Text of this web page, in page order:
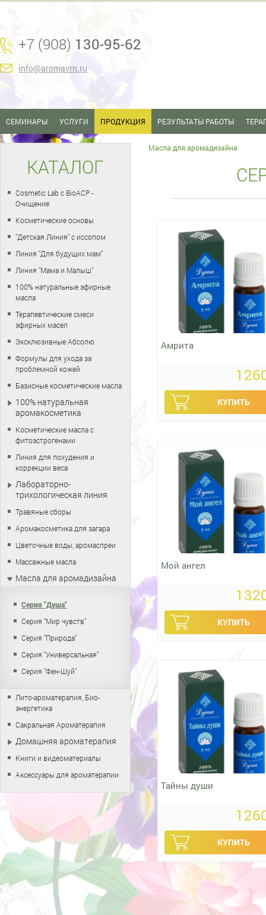
+7 (908) 130-95-62
info@aromavrn.ru
СЕМИНАРЫ УСЛУГИ ПРОДУКЦИЯ РЕЗУЛЬТАТЫ РАБОТЫ
Масла для аромадизайна
Амрита
Мой ангел
Тайны души
КАТАЛОГ
Cosmetic Lab с BioACP -
Очищение
Косметические основы
"Детская Линия" с иссопом
Линия "Для будущих мам"
Линия "Мама и Малыш"
100% натуральные эфирные
масла
Терапевтические смеси
эфирных масел
Эксклюзивные Абсолю
Формулы для ухода за
проблемной кожей
Базисные косметические масла
100% натуральная
аромакосметика
Косметические масла с
фитоэстрогенами
Линия для похудения и
коррекции веса
Лабораторно-
трихологическая линия
Травяные сборы
Аромакосметика для загара
Цветочные воды, аромаспреи
Массажные масла
Масла для аромадизайна
Серия "Душа"
Серия "Мир чувств"
Серия "Природа"
Серия "Универсальная"
Серия "Фен-Шуй"
Лито-ароматерапия, Био-
энергетика
Сакральная Ароматерапия
Домашняя ароматерапия
Книги и видеоматериалы
Аксессуары для ароматерапии